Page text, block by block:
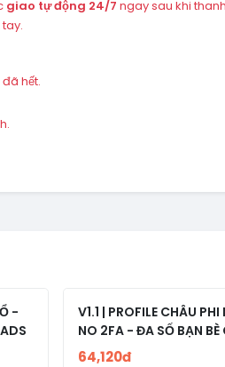
giao tự động 24/7 ngay sau khi
hết.
-
V1.1 | PROFILE CHÂU PHI
NO 2FA - ĐA SỐ BẠN BÈ
64,120đ